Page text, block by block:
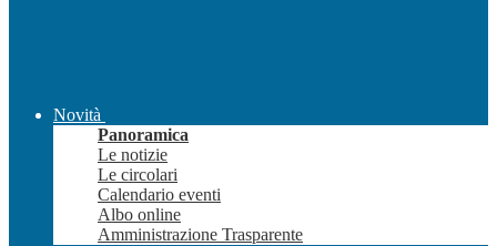
Novità
Panoramica
Le notizie
Le circolari
Calendario eventi
Albo online
Amministrazione Trasparente